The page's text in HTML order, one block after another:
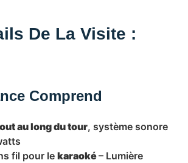
De La Visite :
Comprend
au long du tour, système sonore
fil pour le karaoké– Lumière